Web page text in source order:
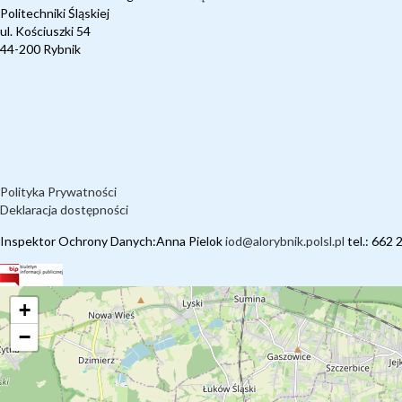
Politechniki Śląskiej
ul. Kościuszki 54
44-200 Rybnik
Polityka Prywatności
Deklaracja dostępności
Inspektor Ochrony Danych:Anna Pielokiod@alorybnik.polsl.pl tel.: 662
+
−